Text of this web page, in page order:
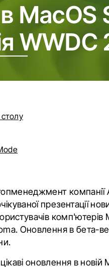
MacOS
WWDC
компанії
презентації
Оновлення в бета-
оновлення в новій